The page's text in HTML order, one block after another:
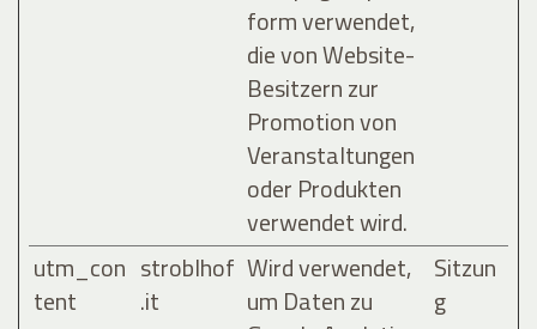
form verwendet,
die von Website-
Besitzern zur
Promotion von
Veranstaltungen
oder Produkten
verwendet wird.
utm_con
tent
stroblhof
.it
Wird verwendet,
um Daten zu
Sitzun
g